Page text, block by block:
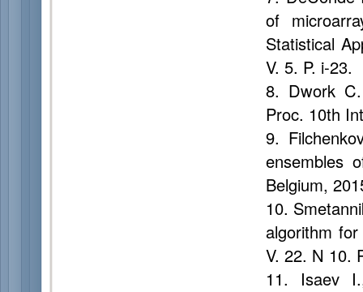
of
Statistical
V. 5. P. i-23.
8. Dwork
Proc. 10th
9.
ensembles
Belgium,
10.
algorithm
V. 22. N 10.
11. Isaev